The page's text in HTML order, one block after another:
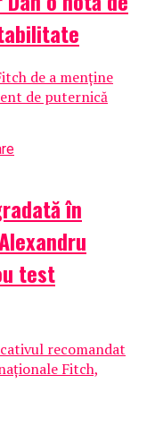
de a menține
de puternică
în
test
recomandat
Fitch,